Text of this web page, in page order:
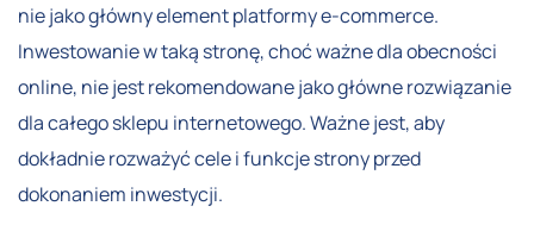
nie jako główny element platformy e-commerce.
Inwestowanie w taką stronę, choć ważne dla obecności
online, nie jest rekomendowane jako główne rozwiązanie
dla całego sklepu internetowego. Ważne jest, aby
dokładnie rozważyć cele i funkcje strony przed
dokonaniem inwestycji.